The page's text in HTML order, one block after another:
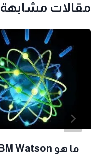
مقالات مشابهة